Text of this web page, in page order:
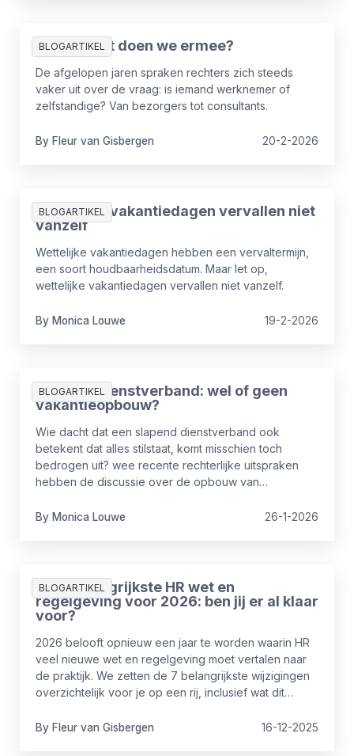
BLOGARTIKEL
ZZP’er, wat doen we ermee?
De afgelopen jaren spraken rechters zich steeds
vaker uit over de vraag: is iemand werknemer of
zelfstandige? Van bezorgers tot consultants.
By Fleur van Gisbergen 20-2-2026
BLOGARTIKEL
Wettelijke vakantiedagen vervallen niet
vanzelf
Wettelijke vakantiedagen hebben een vervaltermijn,
een soort houdbaarheidsdatum. Maar let op,
wettelijke vakantiedagen vervallen niet vanzelf.
By Monica Louwe 19-2-2026
BLOGARTIKEL
Slapend dienstverband: wel of geen
vakantieopbouw?
Wie dacht dat een slapend dienstverband ook
betekent dat alles stilstaat, komt misschien toch
bedrogen uit? wee recente rechterlijke uitspraken
hebben de discussie over de opbouw van
scherp gezet.
By Monica Louwe 26-1-2026
BLOGARTIKEL
De 7 belangrijkste HR wet en
regelgeving voor 2026: ben jij er al klaar
voor?
2026 belooft opnieuw een jaar te worden waarin HR
veel nieuwe wet en regelgeving moet vertalen naar
de praktijk. We zetten de 7 belangrijkste wijzigingen
overzichtelijk voor je op een rij, inclusief wat dit
By Fleur van Gisbergen 16-12-2025